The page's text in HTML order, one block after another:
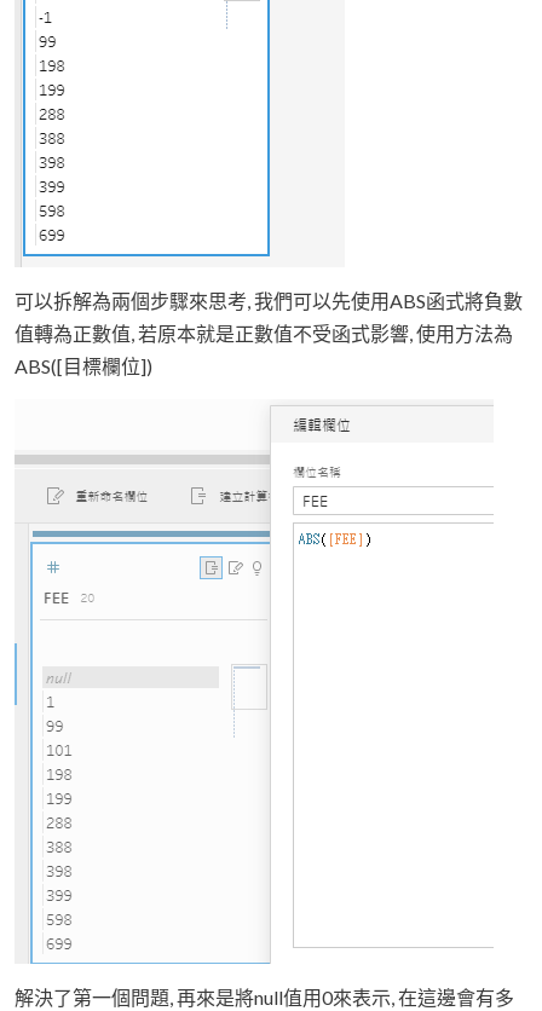
可以拆解為兩個步驟來思考, 我們可以先使用ABS函式將負數
值轉為正數值, 若原本就是正數值不受函式影響, 使用方法為
ABS([目標欄位])
解決了第一個問題, 再來是將null值用0來表示, 在這邊會有多